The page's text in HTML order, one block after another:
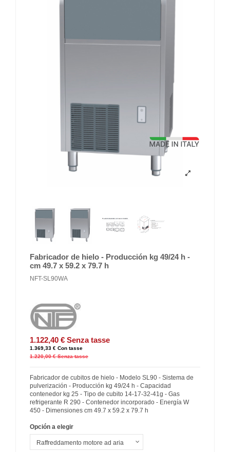
Fabricador de hielo - Producción kg 49/24 h -
cm 49.7 x 59.2 x 79.7 h
NFT-SL90WA
1.122,40 € Senza tasse
1.369,33 € Con tasse
1.220,00 € Senza tasse
Fabricador de cubitos de hielo - Modelo SL90 - Sistema de
pulverización - Producción kg 49/24 h - Capacidad
contenedor kg 25 - Tipo de cubito 14-17-32-41g - Gas
refrigerante R 290 - Contenedor incorporado - Energía W
450 - Dimensiones cm 49.7 x 59.2 x 79.7 h
Opción a elegir